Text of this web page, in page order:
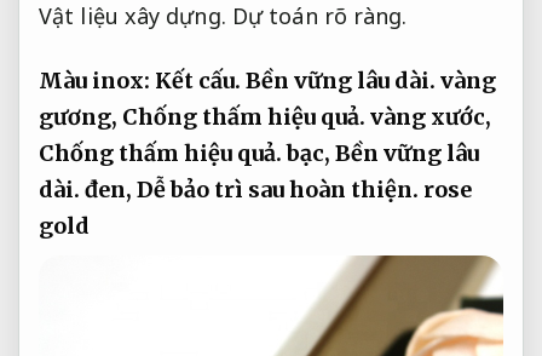
Vật liệu xây dựng. Dự toán rõ ràng.
Màu inox: Kết cấu. Bền vững lâu dài. vàng
gương, Chống thấm hiệu quả. vàng xước,
Chống thấm hiệu quả.bạc, Bền vững lâu
dài. đen, Dễ bảo trì sau hoàn thiện. rose
gold